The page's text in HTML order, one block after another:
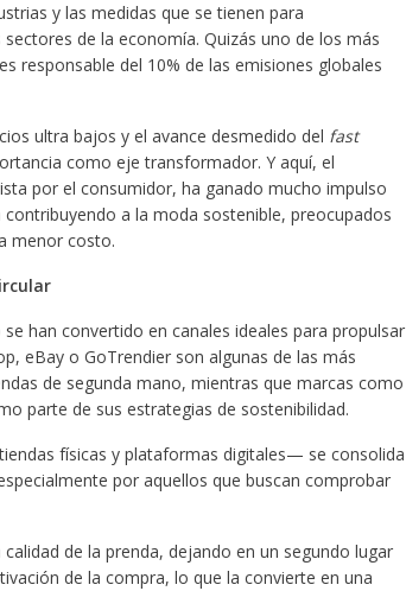
y las medidas que se tienen para
de la economía. Quizás uno de los más
responsable del 10% de las emisiones globales
ultra bajos y el avance desmedido del fast
como eje transformador. Y aquí, el
por el consumidor, ha ganado mucho impulso
a la moda sostenible, preocupados
menor costo.
han convertido en canales ideales para propulsar
eBay o GoTrendier son algunas de las más
de segunda mano, mientras que marcas como
parte de sus estrategias de sostenibilidad.
físicas y plataformas digitales— se consolida
por aquellos que buscan comprobar
de la prenda, dejando en un segundo lugar
de la compra, lo que la convierte en una